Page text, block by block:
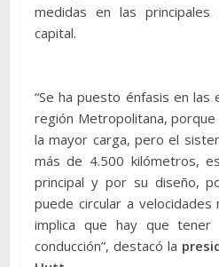
medidas en las
capital.
“Se ha puesto énfasis en las
región Metropolitana,
la mayor carga, pero el
más de 4.500 kilómetros,
principal y por su diseño,
puede circular a velocidades
implica que hay que tener
conducción”, destacó la